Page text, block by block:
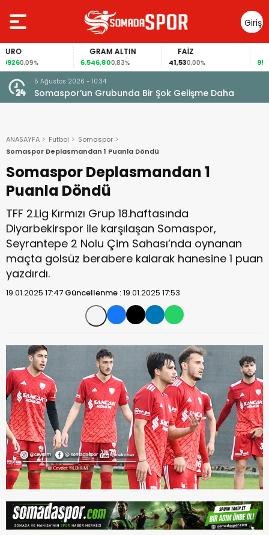
Giriş
Yap
GRAM ALTIN
6.546,800,83% 0,00% 1,49%
5 Ağustos 2026 - 10:34
Somaspor’un Grubunda Bir Şok Gelişme Daha
ANASAYFA Futbol
Somaspor
Somaspor Deplasmandan 1 Puanla Döndü
Somaspor Deplasmandan 1
Puanla Döndü
TFF 2.Lig Kırmızı Grup 18.haftasında
Diyarbekirspor ile karşılaşan Somaspor,
Seyrantepe 2 Nolu Çim Sahası’nda oynanan
maçta golsüz berabere kalarak hanesine 1 puan
yazdırdı.
19.01.2025 17:47 Güncellenme :19.01.2025 17:53